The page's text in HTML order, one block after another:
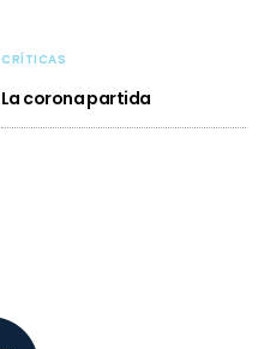
CRÍTICAS
La corona partida